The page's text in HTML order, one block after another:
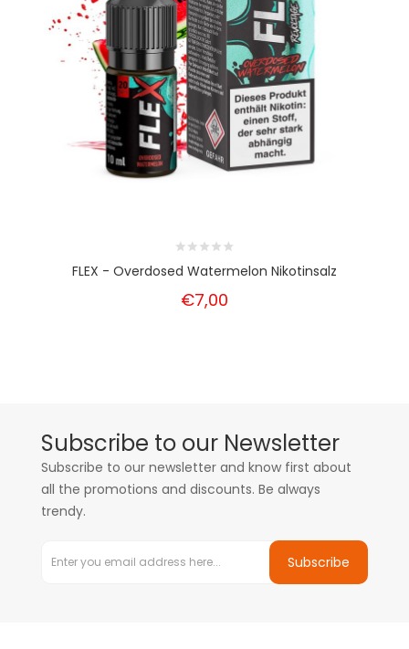
FLEX - Overdosed Watermelon Nikotinsalz
€7,00
Subscribe to our Newsletter
Subscribe to our newsletter and know first about
all the promotions and discounts. Be always
trendy.
Subscribe